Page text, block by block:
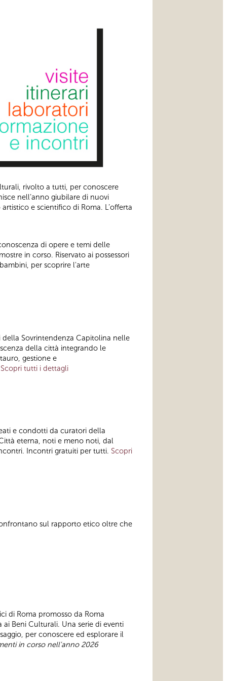
rivolto a tutti, per conoscere
nell’anno giubilare di nuovi
e scientifico di Roma. L’offerta
di opere e temi delle
in corso. Riservato ai possessori
per scoprire l'arte
Sovrintendenza Capitolina nelle
della città integrando le
gestione e
Scopri tutti i dettagli
e condotti da curatori della
eterna, noti e meno noti, dal
Incontri gratuiti per tutti. Scopri
sul rapporto etico oltre che
di Roma promosso da Roma
Beni Culturali. Una serie di eventi
per conoscere ed esplorare il
in corso nell'anno 2026